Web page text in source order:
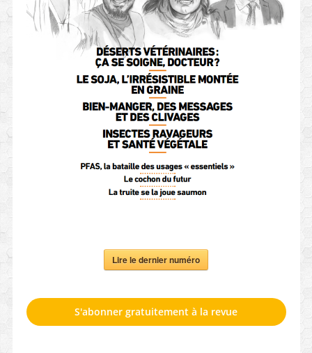
Lire le dernier numéro
S'abonner gratuitement à la revue